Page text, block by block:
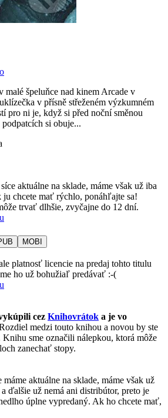
malé špeluňce nad kinem Arcade v
v přísně střeženém výzkumném
pro ni je, když si před noční směnou
si obuje...
aktuálne na sklade, máme však už iba
ju chcete mať rýchlo, ponáhľajte sa!
trvať dlhšie, zvyčajne do 12 dní.
MOBI
platnosť licencie na predaj tohto titulu
ho už bohužiaľ predávať :-(
cez Knihovrátok a je vo
medzi touto knihou a novou by ste
Knihu sme označili nálepkou, ktorá môže
zanechať stopy.
aktuálne na sklade, máme však už
ďalšie už nemá ani distribútor, preto je
úplne vypredaný. Ak ho chcete mať,